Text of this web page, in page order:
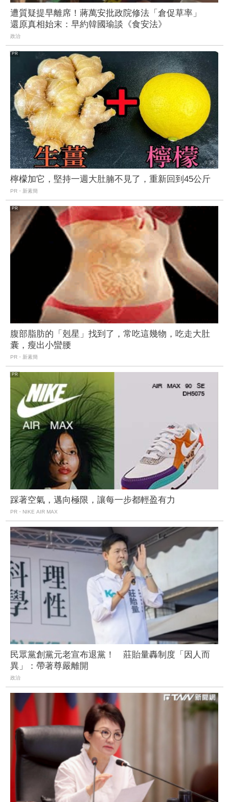
遭質疑提早離席！蔣萬安批政院修法「倉促草率」
還原真相始末：早約韓國瑜談《食安法》
政治
檸檬加它，堅持一週大肚腩不見了，重新回到45公斤
PR・新素簡
腹部脂肪的「剋星」找到了，常吃這幾物，吃走大肚
囊，瘦出小蠻腰
PR・新素簡
踩著空氣，邁向極限，讓每一步都輕盈有力
PR・NIKE AIR MAX
民眾黨創黨元老宣布退黨！ 莊貽量轟制度「因人而
異」：帶著尊嚴離開
政治